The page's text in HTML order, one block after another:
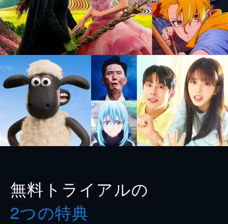
無料トライアルの
2つの特典